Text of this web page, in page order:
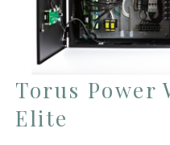
Torus Power
Elite